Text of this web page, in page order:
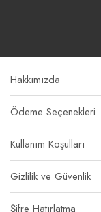
Hakkımızda
Ödeme Seçenekleri
Kullanım Koşulları
Gizlilik ve Güvenlik
Şifre Hatırlatma